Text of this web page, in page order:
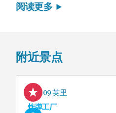
阅读更多
附近景点
0.09 英里
炸弹工厂